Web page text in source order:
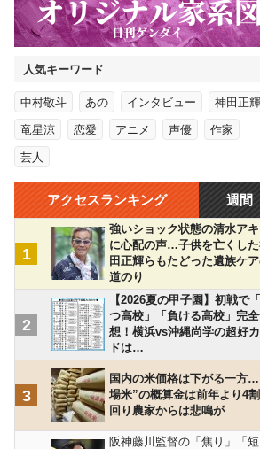
人気キーワード
中村敬斗 あの インタビュー 神田正輝
竜星涼 恋愛 アニメ 声優 作家
芸人
アクセスランキング 週間
1
強いショック状態の清水ア
に心配の声…子供を亡くし
田正輝らもたどった遺族ケ
道のり
2
【2026夏の甲子園】初戦で
つ高校」「負ける高校」完
想！横浜vs沖縄尚学の超好
ドは…
3
国内の米価格は下がる一方
場米”の概算金は前年より4
回り農家からは悲鳴が
阪神藤川監督の「焦り」「短